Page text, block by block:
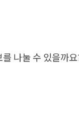
나눌 수 있을까요